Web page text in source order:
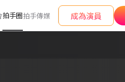
拍手圈拍手傳媒 成為演員